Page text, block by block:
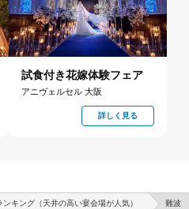
試食付き花嫁体験フェア
アニヴェルセル 大阪
詳しく見る
ンキング（天井の高い宴会場が人気） 難波